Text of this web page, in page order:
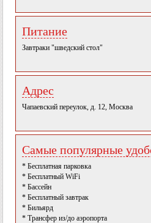
Питание
Завтраки "шведский стол"
Адрес
Чапаевский переулок, д. 12, Москва
Самые популярные
* Бесплатная парковка
* Бесплатный WiFi
* Бассейн
* Бесплатный завтрак
* Бильярд
* Трансфер из/до аэропорта